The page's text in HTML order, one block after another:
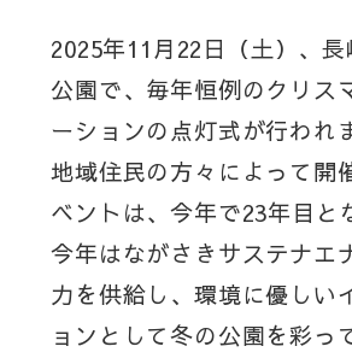
2025年11月22日（土）、
公園で、毎年恒例のクリス
ーションの点灯式が行われ
地域住民の方々によって開
ベントは、今年で23年目と
今年はながさきサステナエ
力を供給し、環境に優しい
ョンとして冬の公園を彩っ